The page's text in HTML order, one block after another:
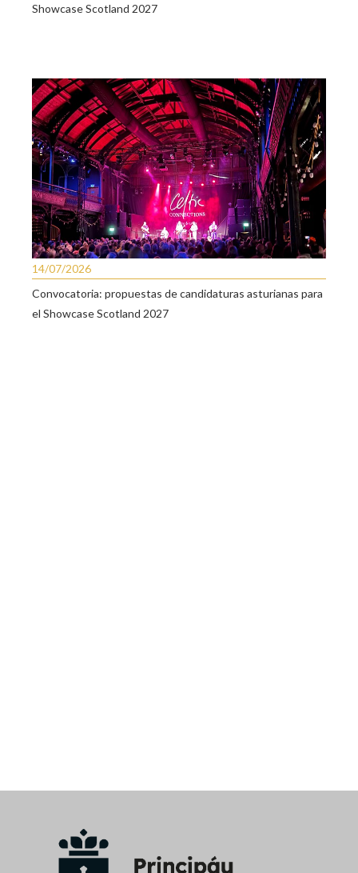
Showcase Scotland 2027
14/07/2026
Convocatoria: propuestas de candidaturas asturianas para
el Showcase Scotland 2027